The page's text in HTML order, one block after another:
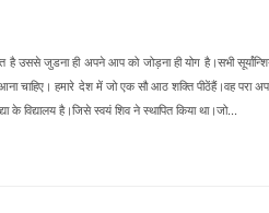
है उससे जुडना ही अपने आप को जोड़ना ही योग है।सभी
चाहिए। हमारे देश में जो एक सौ आठ शक्ति पीठेंहैं।वह परा
के विद्यालय है।जिसे स्वयं शिव ने स्थापित किया था।जो...